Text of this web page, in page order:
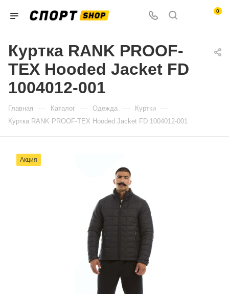
0
Куртка RANK PROOF-
TEX Hooded Jacket FD
1004012-001
Главная — Каталог — Одежда — Куртки —
Куртка RANK PROOF-TEX Hooded Jacket FD 1004012-001
Акция